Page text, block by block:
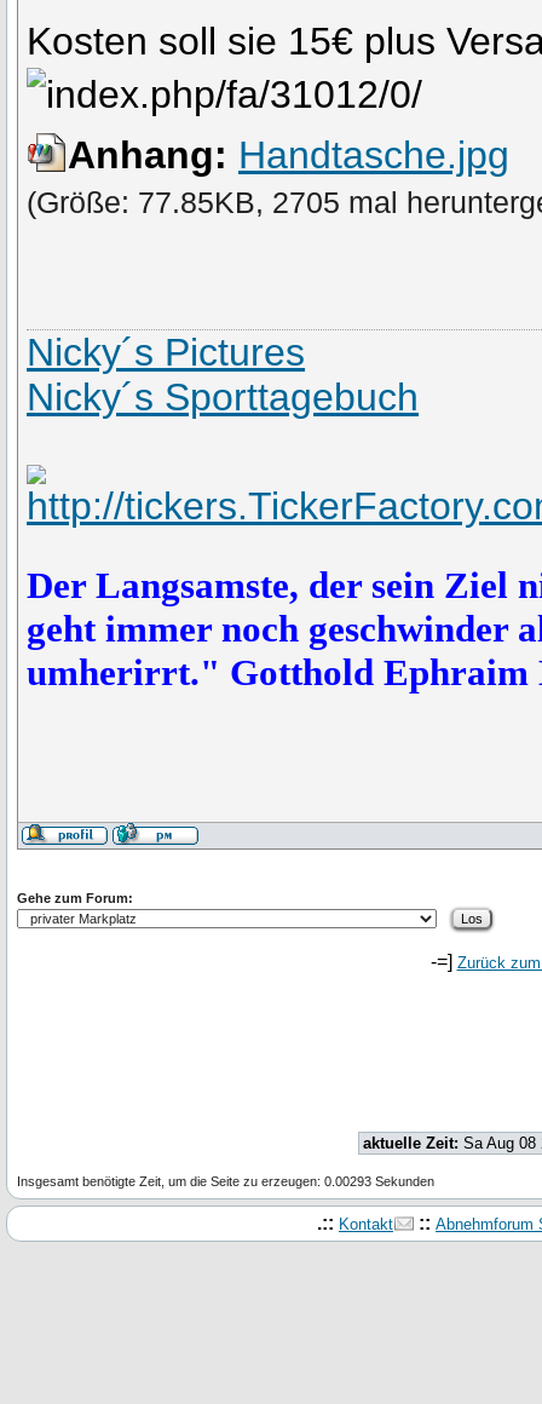
Kosten soll sie 15€ plus
Anhang: Handtasche.jpg
(Größe: 77.85KB, 2705 mal
Nicky´s Pictures
Nicky´s Sporttagebuch
Der Langsamste, der sein Ziel
geht immer noch geschwinder
umherirrt." Gotthold Ephraim
Gehe zum Forum:
-=] Zurück
aktuelle Zeit: Sa Aug 08
Insgesamt benötigte Zeit, um die Seite zu erzeugen: 0.00293 Sekunden
.:: Kontakt :: Abnehmforum